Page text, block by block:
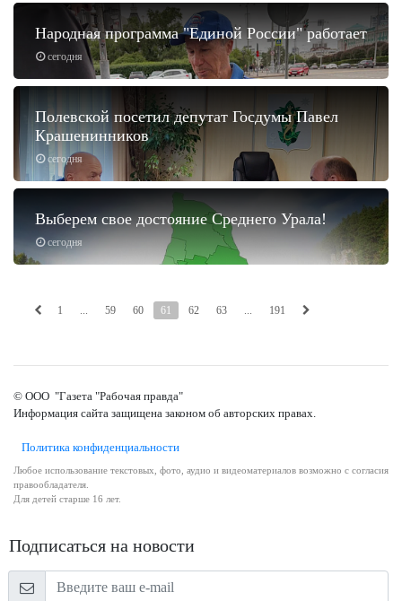
сегодня
Народная программа "Единой России" работает
сегодня
Полевской посетил депутат Госдумы Павел
Крашенинников
сегодня
Выберем свое достояние Среднего Урала!
1 ... 59 60 61 62 63 ... 191
© ООО "Газета "Рабочая правда"
Информация сайта защищена законом об авторских правах.
Политика конфиденциальности
Любое использование текстовых, фото, аудио и видеоматериалов возможно с согласия
правообладателя.
Для детей старше 16 лет.
Подписаться на новости